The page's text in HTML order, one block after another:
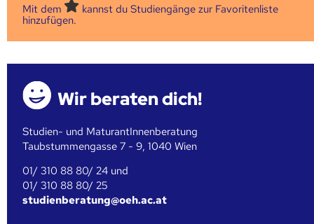
Mit dem
kannst du Studiengänge zur Favoritenliste
hinzufügen.
Wir beraten dich!
Studien- und MaturantInnenberatung
Taubstummengasse 7 - 9, 1040 Wien
01/ 310 88 80/ 24 und
01/ 310 88 80/ 25
studienberatung@oeh.ac.at